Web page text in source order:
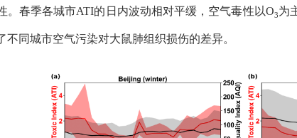
。春季各城市ATI的 日内波动相对平缓，空气毒性以O3为
不同城市空气污染对大鼠肺组织损伤的差异。